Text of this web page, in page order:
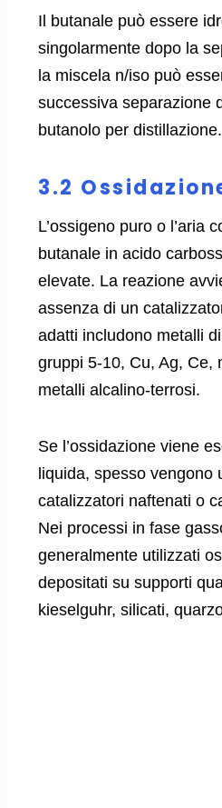
Il butanale può essere
singolarmente dopo la
la miscela n/iso può
successiva separazione
butanolo per distillazione.
3.2
L’ossigeno puro o l’aria
butanale in acido
elevate. La reazione
assenza di un
adatti includono metalli
gruppi 5-10, Cu, Ag, Ce,
metalli alcalino-terrosi.
Se l’ossidazione viene
liquida, spesso vengono
catalizzatori naftenati o
Nei processi in fase
generalmente utilizzati
depositati su supporti
kieselguhr, silicati,